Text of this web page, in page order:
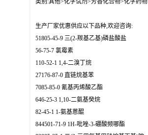
类别:其他>化学试剂>芳香化合物>化学药物
生产厂家优惠供应以下品种,欢迎咨询:
51805-45-9 三(2-羰基乙基)磷盐酸盐
56-75-7 氯霉素
110-52-1 1,4-二溴丁烷
27176-87-0 直链烷基苯
7085-85-0 氰基丙烯酸乙酯
646-25-3 1,10-二氨基癸烷
82-45-1 1-氨基蒽醌
844501-71-9 1H-吡唑-3-硼酸频哪酯